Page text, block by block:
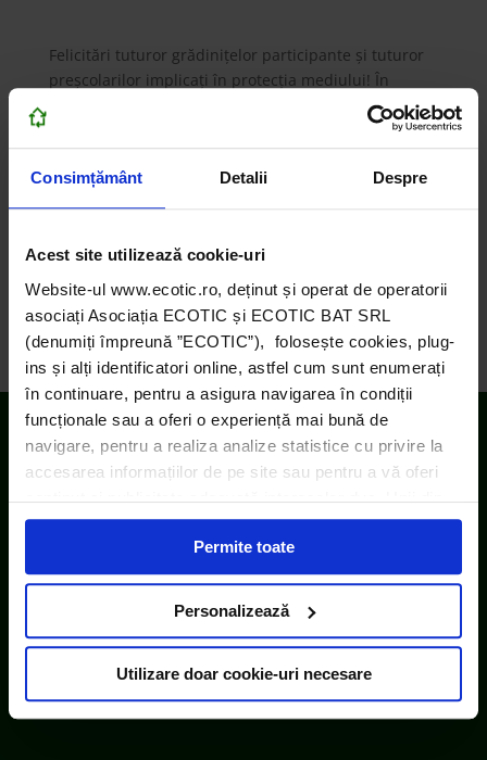
Consimțământ Detalii Despre
Acest site utilizează cookie-uri
Website-ul www.ecotic.ro, deținut și operat de operatorii
asociați Asociația ECOTIC și ECOTIC BAT SRL
(denumiți împreună ”ECOTIC”), folosește cookies, plug-
ins și alți identificatori online, astfel cum sunt enumerați
în continuare, pentru a asigura navigarea în condiții
funcționale sau a oferi o experiență mai bună de
navigare, pentru a realiza analize statistice cu privire la
accesarea informațiilor de pe site sau pentru a vă oferi
conținut și publicitate adecvată intereselor dvs. Unii din
acești identificatori online sunt plasați de către ECOTIC
(cookie-uri primare), alții sunt cookie-uri dintr-un domeniu
diferit de domeniul site-ului web pe care îl vizitați (cookie-
uri terțe). Găsiți în ferestrele Detalii și Despre informații
consimțământul cu privire la acestea.
Permite toate
Personalizează
Utilizare doar cookie-uri necesare
Felicitări tuturor grădinițelor participante și tuturor
preșcolarilor implicați în protecția mediului! În
continuare puteți vedea câteva imagini din cadrul
Ziua Mondială a Mediului în Școli - iunie 2021
ORAȘE CURATE/COMUNE CURATE JUDEȚUL
TELEORMAN, 5 IULIE – 20 AUGUST 2021→